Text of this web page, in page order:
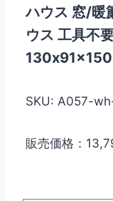
ハウス 窓/暖
ウス 工具不
SKU: A057-
販売価格：